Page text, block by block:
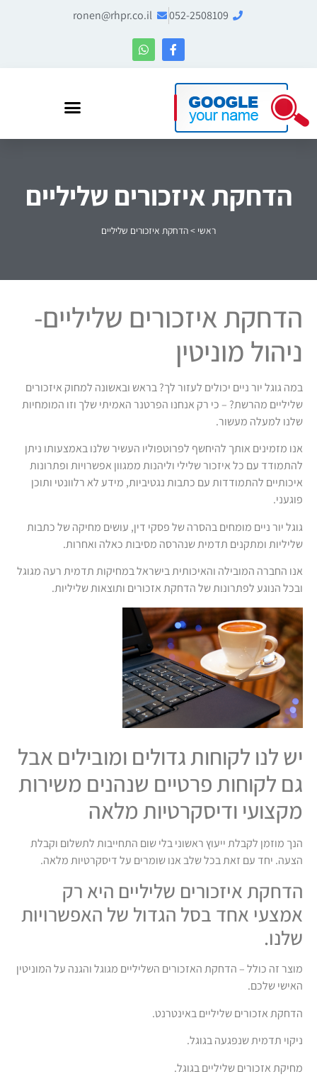
052-2508109
ronen@rhpr.co.il
הדחקת איזכורים שליליים
ראשי >הדחקת איזכורים שליליים
הדחקת איזכורים שליליים-
ניהול מוניטין
במה גוגל יור ניים יכולים לעזור לך? בראש ובאשונה למחוק איזכורים
שליליים מהרשת? – כי רק אנחנו הפרטנר האמיתי שלך וזו המומחיות
שלנו למעלה מעשור.‏
אנו מזמינים אותך להיחשף לפרוטפוליו העשיר שלנו באמצעותו ניתן
להתמודד עם כל איזכור שלילי וליהנות ממגוון אפשרויות ופתרונות
איכותיים להתמודדות עם כתבות נגטיביות, מידע לא רלוונטי ותוכן
פוגעני.
גוגל יור ניים מומחים בהסרה של פסקי דין, עושים מחיקה של כתבות
שליליות ומתקנים תדמית שנהרסה מסיבות כאלה ואחרות.
אנו החברה המובילה והאיכותית בישראל במחיקות תדמית רעה מגוגל
ובכל הנוגע לפתרונות של הדחקת אזכורים ותוצאות שליליות.
יש לנו לקוחות גדולים ומובילים אבל
גם לקוחות פרטיים שנהנים משירות
מקצועי ודיסקרטיות מלאה
הנך מוזמן לקבלת ייעוץ ראשוני בלי שום התחייבות לתשלום וקבלת
הצעה. יחד עם זאת בכל שלב אנו שומרים על דיסקרטיות מלאה.
הדחקת איזכורים שליליים היא רק
אמצעי אחד בסל הגדול של האפשרויות
שלנו.
מוצר זה כולל – הדחקת האזכורים השליליים מגוגל והגנה על המוניטין
האישי שלכם.
הדחקת אזכורים שליליים באינטרנט.
ניקוי תדמית שנפגעה בגוגל.
מחיקת אזכורים שליליים בגוגל.